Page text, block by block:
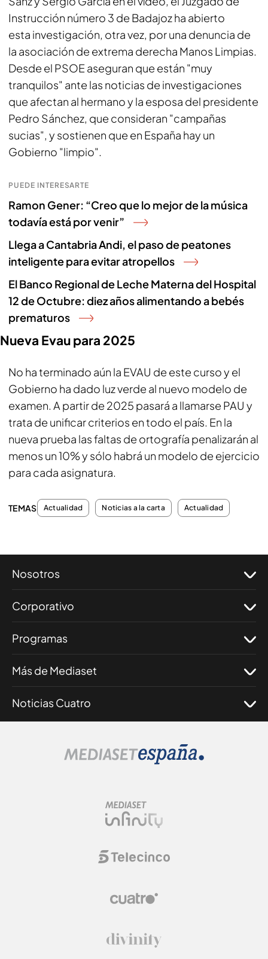
Instrucción número 3 de Badajoz ha abierto
esta investigación, otra vez, por una denuncia de
la asociación de extrema derecha Manos Limpias.
Desde el PSOE aseguran que están "muy
tranquilos" ante las noticias de investigaciones
que afectan al hermano y la esposa del presidente
Pedro Sánchez, que consideran "campañas
sucias", y sostienen que en España hay un
Gobierno "limpio".
PUEDE INTERESARTE
Ramon Gener: “Creo que lo mejor de la música
todavía está por venir”
Llega a Cantabria Andi, el paso de peatones
inteligente para evitar atropellos
El Banco Regional de Leche Materna del Hospital
12 de Octubre: diez años alimentando a bebés
prematuros
Nueva Evau para 2025
No ha terminado aún la EVAU de este curso y el
Gobierno ha dado luz verde al nuevo modelo de
examen. A partir de 2025 pasará a llamarse PAU y
trata de unificar criterios en todo el país. En la
nueva prueba las faltas de ortografía penalizarán al
menos un 10% y sólo habrá un modelo de ejercicio
para cada asignatura.
TEMAS Actualidad Noticias a la carta Actualidad
Nosotros
Corporativo
Programas
Más de Mediaset
Noticias Cuatro